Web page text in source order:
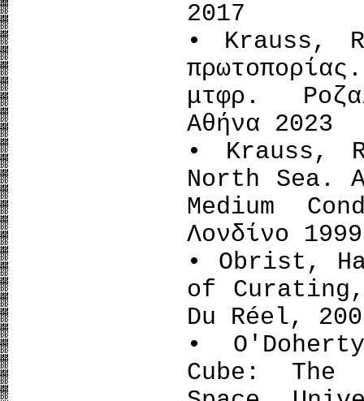
2017
• Krauss,
μτφρ.
Αθήνα 2023
• Krauss,
North Sea.
Medium
Λονδίνο 1999
• Obrist,
of
Du Réel,
•
Cube: